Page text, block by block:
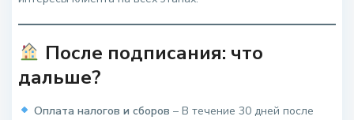
После подписания: что
дальше?
Оплата налогов и сборов – В течение 30 дней после